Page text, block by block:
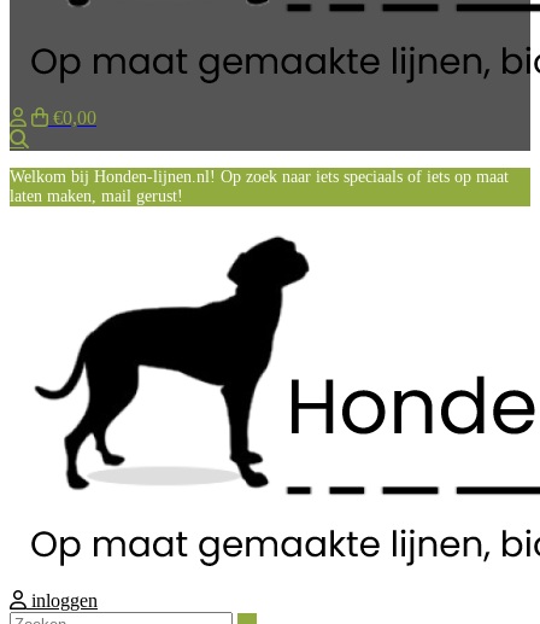
€0,00
Welkom bij Honden-lijnen.nl! Op zoek naar iets speciaals of iets op maat
laten maken, mail gerust!
inloggen